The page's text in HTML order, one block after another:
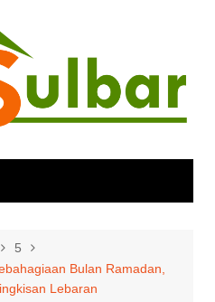
5
Bulan Ramadan,
Lebaran